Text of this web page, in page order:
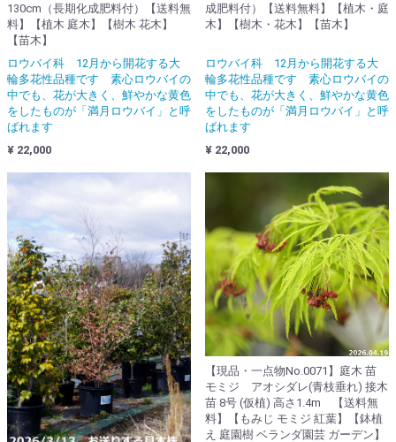
130cm（長期化成肥料付）【送料無
料】【植木 庭木】【樹木 花木】
【苗木】
ロウバイ科 12月から開花する大
輪多花性品種です 素心ロウバイの
中でも、花が大きく、鮮やかな黄色
をしたものが「満月ロウバイ」と呼
ばれます
¥ 22,000
成肥料付）【送料無料】【植木・庭
木】【樹木・花木】【苗木】
ロウバイ科 12月から開花する大
輪多花性品種です 素心ロウバイの
中でも、花が大きく、鮮やかな黄色
をしたものが「満月ロウバイ」と呼
ばれます
¥ 22,000
【現品・一点物No.0071】庭木 苗
モミジ アオシダレ(青枝垂れ) 接木
苗 8号 (仮植) 高さ1.4m 【送料無
料】【もみじ モミジ 紅葉】【鉢植
え 庭園樹 ベランダ園芸 ガーデン】